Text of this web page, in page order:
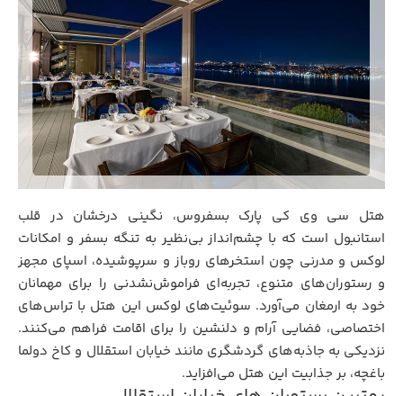
هتل سی وی کی پارک بسفروس، نگینی درخشان در قلب
استانبول است که با چشم‌انداز بی‌نظیر به تنگه‌ بسفر و امکانات
لوکس و مدرنی چون استخرهای روباز و سرپوشیده، اسپای مجهز
و رستوران‌های متنوع، تجربه‌ای فراموش‌نشدنی را برای مهمانان
خود به ارمغان می‌آورد. سوئیت‌های لوکس این هتل با تراس‌های
اختصاصی، فضایی آرام و دلنشین را برای اقامت فراهم می‌کنند.
نزدیکی به جاذبه‌های گردشگری مانند خیابان استقلال و کاخ دولما
باغچه، بر جذابیت این هتل می‌افزاید.